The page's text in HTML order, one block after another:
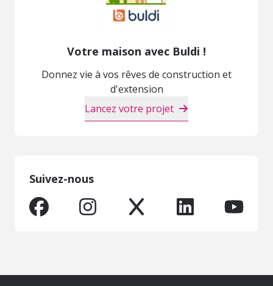
Votre maison avec Buldi !
Donnez vie à vos rêves de construction et
d'extension
Lancez votre projet
Suivez-nous